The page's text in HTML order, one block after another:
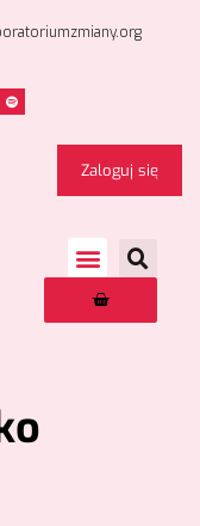
Zaloguj się